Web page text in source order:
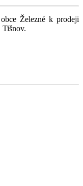
Železné k prodeji